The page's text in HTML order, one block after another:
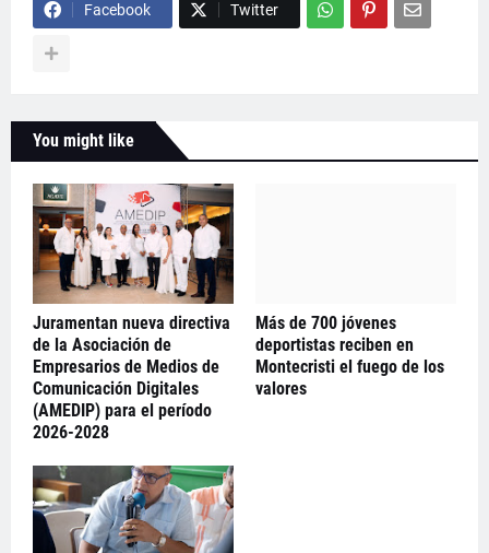
Facebook Twitter
You might like
Juramentan nueva directiva
de la Asociación de
Empresarios de Medios de
Comunicación Digitales
(AMEDIP) para el período
2026-2028
Más de 700 jóvenes
deportistas reciben en
Montecristi el fuego de los
valores